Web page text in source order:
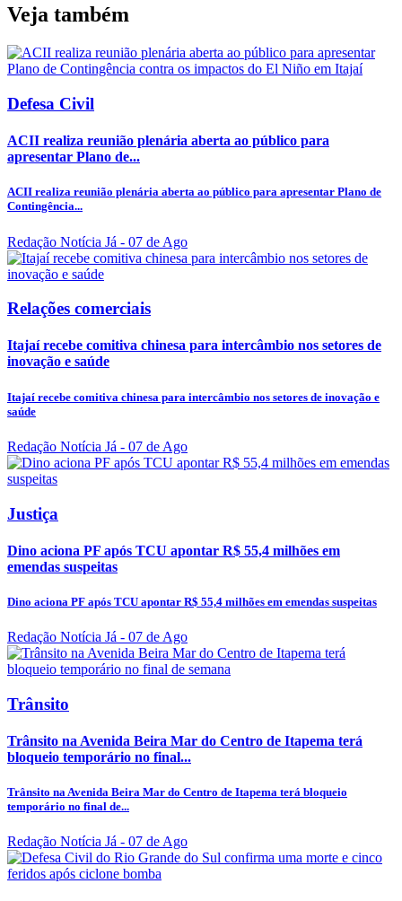
Veja também
Defesa Civil
ACII realiza reunião plenária aberta ao público para
apresentar Plano de...
ACII realiza reunião plenária aberta ao público para apresentar Plano de
Contingência...
Redação Notícia Já - 07 de Ago
Relações comerciais
Itajaí recebe comitiva chinesa para intercâmbio nos setores de
inovação e saúde
Itajaí recebe comitiva chinesa para intercâmbio nos setores de inovação e
saúde
Redação Notícia Já - 07 de Ago
Justiça
Dino aciona PF após TCU apontar R$ 55,4 milhões em
emendas suspeitas
Dino aciona PF após TCU apontar R$ 55,4 milhões em emendas suspeitas
Redação Notícia Já - 07 de Ago
Trânsito
Trânsito na Avenida Beira Mar do Centro de Itapema terá
bloqueio temporário no final...
Trânsito na Avenida Beira Mar do Centro de Itapema terá bloqueio
temporário no final de...
Redação Notícia Já - 07 de Ago